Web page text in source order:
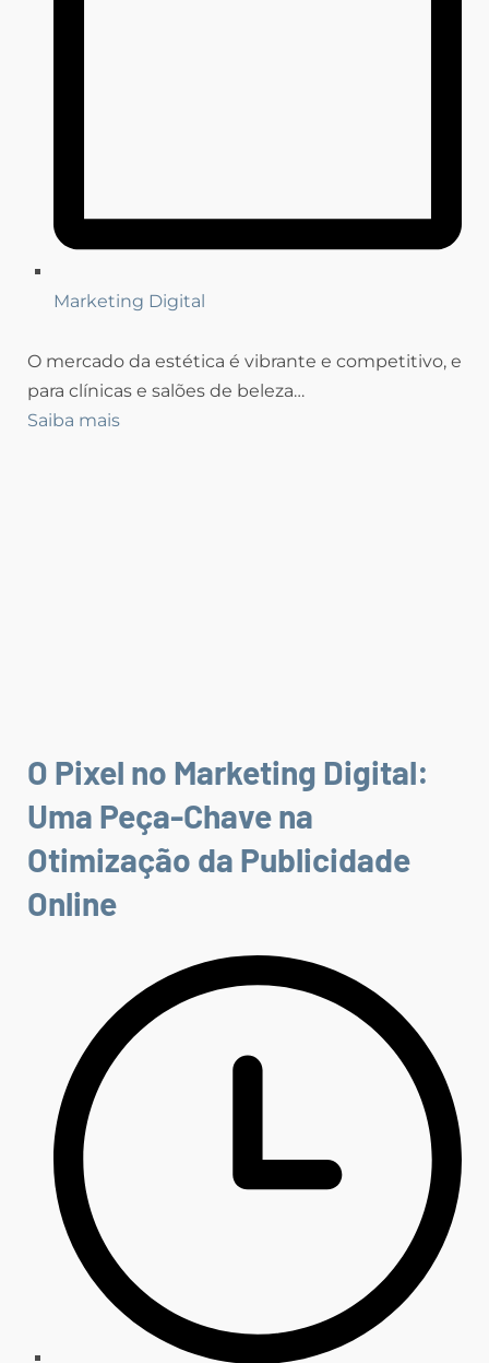
Marketing Digital
O mercado da estética é vibrante e competitivo, e
para clínicas e salões de beleza…
Saiba mais
O Pixel no Marketing Digital:
Uma Peça-Chave na
Otimização da Publicidade
Online